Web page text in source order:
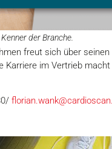
der Branche.
freut sich über
im Vertrieb